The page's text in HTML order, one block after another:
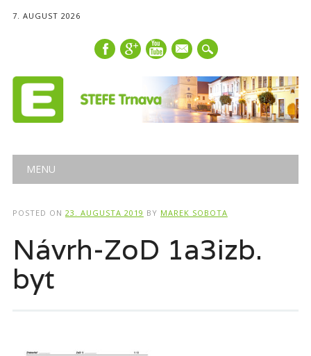
7. AUGUST 2026
mail
Main menu
MENU
POSTED ON 23. AUGUSTA 2019 BY MAREK SOBOTA
Návrh-ZoD 1a3izb.
byt